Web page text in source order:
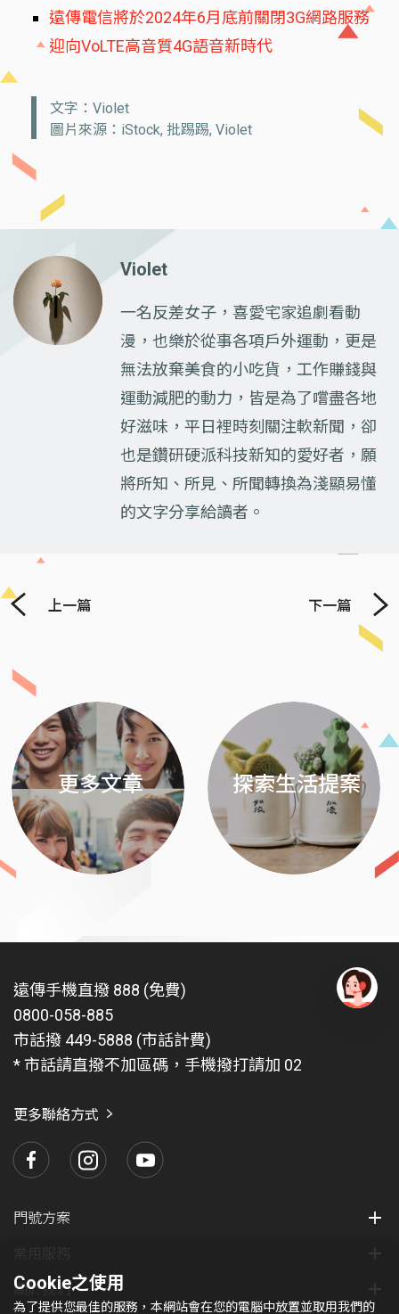
遠傳電信將於2024年6月底前關閉3G網路服務
迎向VoLTE高音質4G語音新時代
文字：Violet
圖片來源：iStock, 批踢踢, Violet
Violet
一名反差女子，喜愛宅家追劇看動
漫，也樂於從事各項戶外運動，更是
無法放棄美食的小吃貨，工作賺錢與
運動減肥的動力，皆是為了嚐盡各地
好滋味，平日裡時刻關注軟新聞，卻
也是鑽研硬派科技新知的愛好者，願
將所知、所見、所聞轉換為淺顯易懂
的文字分享給讀者。
上一篇 下一篇
更多文章 探索生活提案
遠傳手機直撥 888 (免費)
0800-058-885
市話撥 449-5888 (市話計費)
* 市話請直撥不加區碼，手機撥打請加 02
更多聯絡方式
門號方案
關於我們
Cookie之使用
為了提供您最佳的服務，本網站會在您的電腦中放置並取用我們的